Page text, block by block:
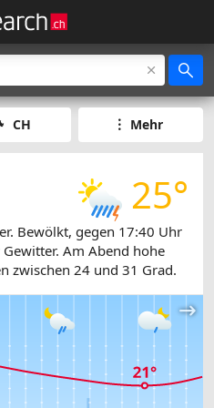
CH Mehr
25°
Bewölkt, gegen 17:40 Uhr
Am Abend hohe
zwischen 24 und 31 Grad.